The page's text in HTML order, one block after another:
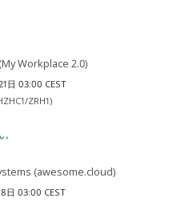
Workplace 2.0)
日 03:00 CEST
ZRH1)
(awesome.cloud)
日 03:00 CEST